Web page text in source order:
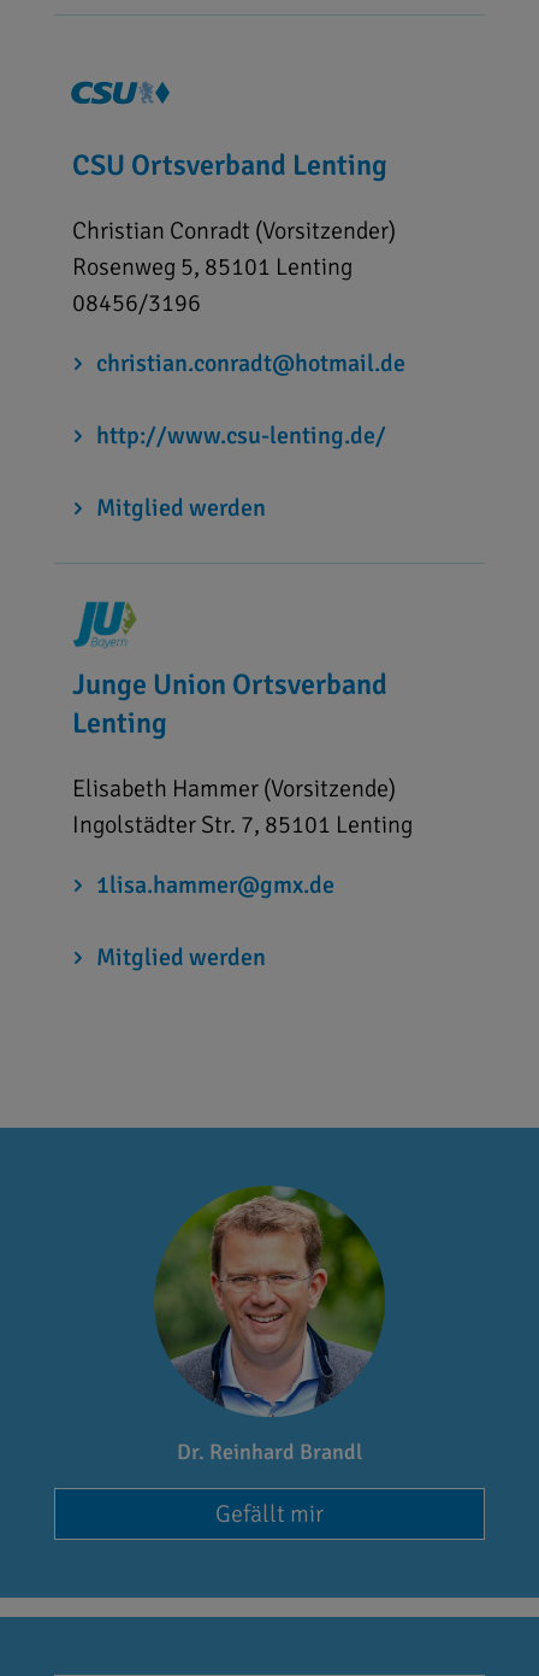
CSU Ortsverband Lenting
Christian Conradt (Vorsitzender)
Rosenweg 5, 85101 Lenting
08456/3196
christian.conradt@hotmail.de
http://www.csu-lenting.de/
Mitglied werden
Junge Union Ortsverband
Lenting
Elisabeth Hammer (Vorsitzende)
Ingolstädter Str. 7, 85101 Lenting
1lisa.hammer@gmx.de
Mitglied werden
Dr. Reinhard Brandl
Gefällt mir